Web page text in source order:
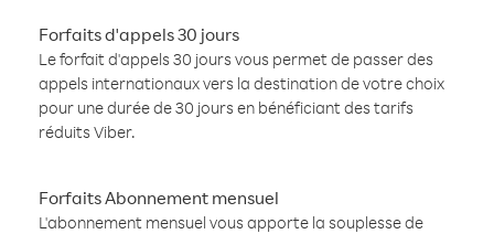
Forfaits d'appels 30 jours
Le forfait d'appels 30 jours vous permet de passer des
appels internationaux vers la destination de votre choix
pour une durée de 30 jours en bénéficiant des tarifs
réduits Viber.
Forfaits Abonnement mensuel
L'abonnement mensuel vous apporte la souplesse de